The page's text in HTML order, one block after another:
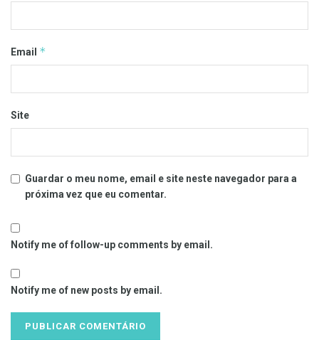
Email *
Site
Guardar o meu nome, email e site neste navegador para a
próxima vez que eu comentar.
Notify me of follow-up comments by email.
Notify me of new posts by email.